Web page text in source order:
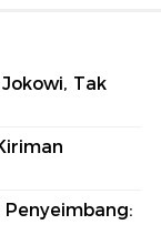
Tak
Penyeimbang: